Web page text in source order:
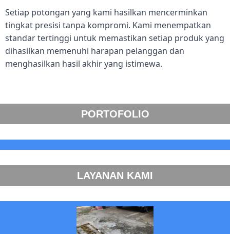
Setiap potongan yang kami hasilkan mencerminkan
tingkat presisi tanpa kompromi. Kami menempatkan
standar tertinggi untuk memastikan setiap produk yang
dihasilkan memenuhi harapan pelanggan dan
menghasilkan hasil akhir yang istimewa.
PORTOFOLIO
LAYANAN KAMI